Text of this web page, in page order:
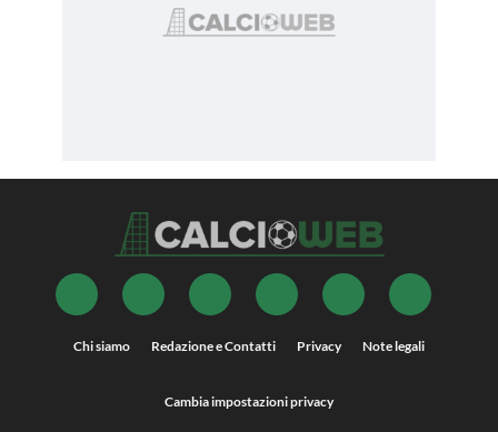
Chi siamo Redazione e Contatti Privacy Note legali
Cambia impostazioni privacy